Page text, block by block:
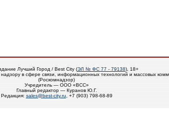
Лучший Город / Best City (ЭЛ № ФС 77 - 79138), 18+
в сфере связи, информационных технологий и массовых
(Роскомнадзор)
Учредитель — ООО «ВСС»
Главный редактор — Куранов Ю.Г.
Редакция: sales@best-city.ru , +7 (903) 798-68-89